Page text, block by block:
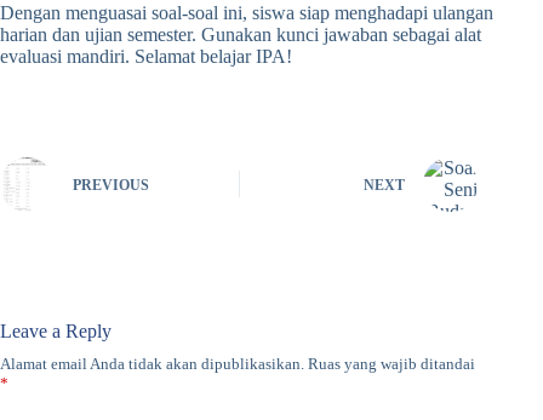
Dengan menguasai soal-soal ini, siswa siap menghadapi ulangan
harian dan ujian semester. Gunakan kunci jawaban sebagai alat
evaluasi mandiri. Selamat belajar IPA!
PREVIOUS NEXT
Leave a Reply
Alamat email Anda tidak akan dipublikasikan. Ruas yang wajib ditandai
*